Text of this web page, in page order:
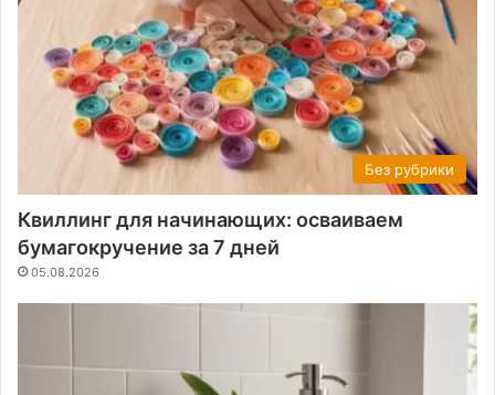
Без рубрики
Квиллинг для начинающих: осваиваем
бумагокручение за 7 дней
05.08.2026